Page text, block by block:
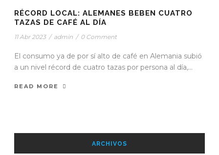
RÉCORD LOCAL: ALEMANES BEBEN CUATRO
TAZAS DE CAFÉ AL DÍA
11 Abr 2023 / admin / 0 Comment
El consumo ya de por sí alto de café en Alemania subió
a un nivel récord de cuatro tazas por persona al día,...
READ MORE
ARCHIVOS